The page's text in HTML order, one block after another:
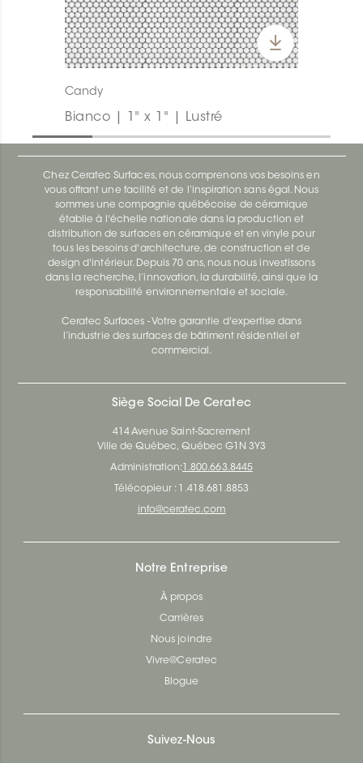
Candy
Bianco | 1" x 1" | Lustré
Chez Ceratec Surfaces, nous comprenons vos besoins en
vous offrant une facilité et de l’inspiration sans égal. Nous
sommes une compagnie québécoise de céramique
établie à l'échelle nationale dans la production et
distribution de surfaces en céramique et en vinyle pour
tous les besoins d'architecture, de construction et de
design d'intérieur. Depuis 70 ans, nous nous investissons
dans la recherche, l’innovation, la durabilité, ainsi que la
responsabilité environnementale et sociale.
Ceratec Surfaces - Votre garantie d'expertise dans
l’industrie des surfaces de bâtiment résidentiel et
commercial.
Siège Social De Ceratec
414 Avenue Saint-Sacrement
Ville de Québec, Québec G1N 3Y3
Administration: 1.800.663.8445
Télécopieur : 1.418.681.8853
info@ceratec.com
Notre Entreprise
À propos
Carrières
Nous joindre
Vivre@Ceratec
Blogue
Suivez-Nous